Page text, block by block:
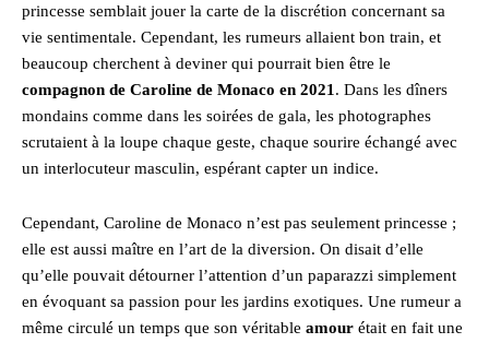
princesse semblait jouer la carte de la discrétion concernant sa
vie sentimentale. Cependant, les rumeurs allaient bon train, et
beaucoup cherchent à deviner qui pourrait bien être le
compagnon de Caroline de Monaco en 2021 . Dans les dîners
mondains comme dans les soirées de gala, les photographes
scrutaient à la loupe chaque geste, chaque sourire échangé avec
un interlocuteur masculin, espérant capter un indice.
Cependant, Caroline de Monaco n’est pas seulement princesse ;
elle est aussi maître en l’art de la diversion. On disait d’elle
qu’elle pouvait détourner l’attention d’un paparazzi simplement
en évoquant sa passion pour les jardins exotiques. Une rumeur a
même circulé un temps que son véritable amour était en fait une